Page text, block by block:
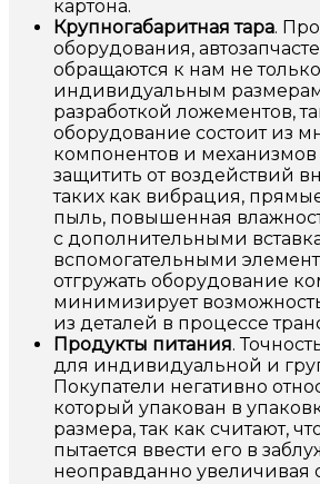
картона.
Крупногабаритная тара.
оборудования,
обращаются к нам не
индивидуальным
разработкой ложементов,
оборудование состоит из
компонентов и
защитить от воздействий
таких как вибрация,
пыль, повышенная
с дополнительными
вспомогательными
отгружать оборудование
минимизирует
из деталей в процессе
Продукты питания.
для индивидуальной и
Покупатели негативно
который упакован в
размера, так как считают,
пытается ввести его в
неоправданно увеличивая